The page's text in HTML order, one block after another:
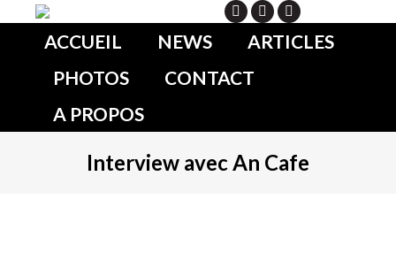
ACCUEIL NEWS
ARTICLES
PHOTOS
CONTACT
A PROPOS
Interview avec An Cafe